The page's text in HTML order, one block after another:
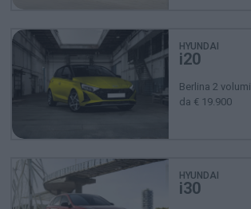
HYUNDAI
i20
Berlina 2 volumi
da € 19.900
HYUNDAI
i30